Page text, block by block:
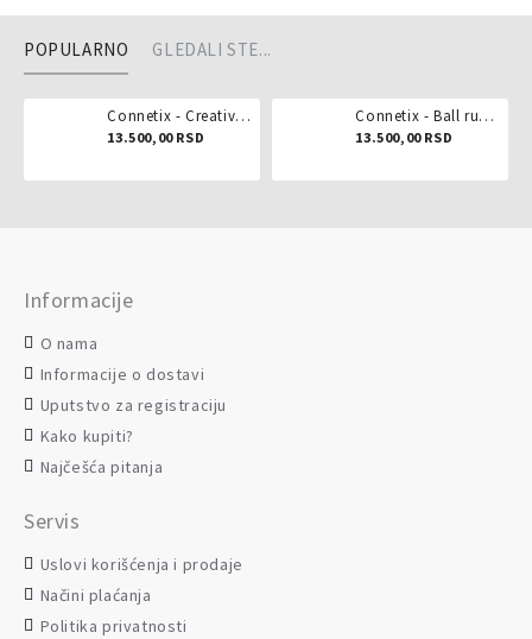
POPULARNO GLEDALI STE...
Connetix - Creative pack 102 dela
13.500,00 RSD
Connetix - Ball run pastel 106 delova
13.500,00 RSD
Informacije
O nama
Informacije o dostavi
Uputstvo za registraciju
Kako kupiti?
Najčešća pitanja
Servis
Uslovi korišćenja i prodaje
Načini plaćanja
Politika privatnosti